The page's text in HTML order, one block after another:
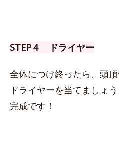
STEP４ ドライヤー
全体につけ終ったら、頭
ドライヤーを当てましょ
完成です！